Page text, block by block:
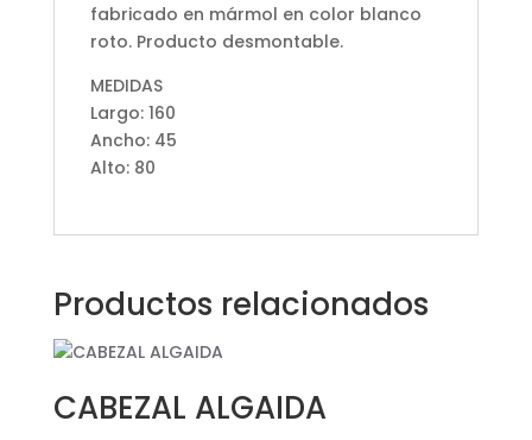
fabricado en mármol en color blanco
roto. Producto desmontable.
MEDIDAS
Largo: 160
Ancho: 45
Alto: 80
Productos relacionados
CABEZAL ALGAIDA